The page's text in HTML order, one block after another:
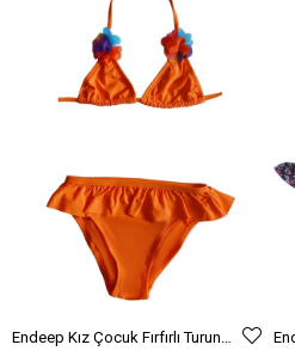
Endeep Kız Çocuk Fırfırlı Turuncu Üçgen Bikini Takımı